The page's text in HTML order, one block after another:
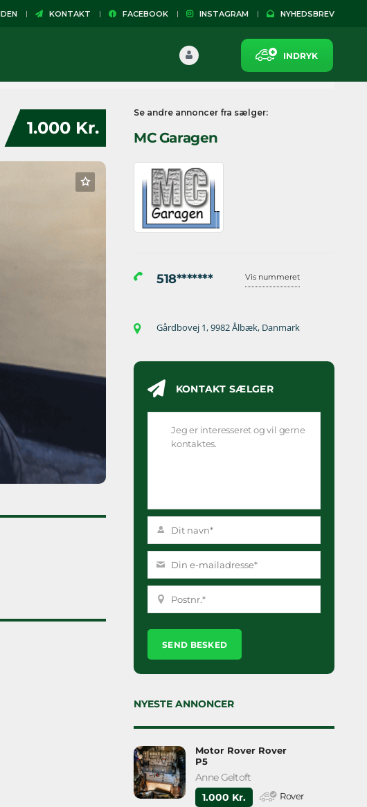
KONTAKT FACEBOOK INSTAGRAM NYHEDSBREV
INDRYK
1.000 Kr.
Se andre annoncer fra sælger:
MC Garagen
518******* Vis nummeret
Gårdbovej 1, 9982 Ålbæk, Danmark
KONTAKT SÆLGER
Please
leave
empty.
NYESTE ANNONCER
Motor Rover Rover
P5
Anne Geltoft
1.000 Kr.
Rover